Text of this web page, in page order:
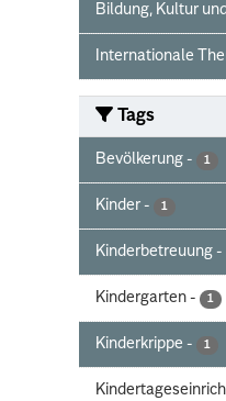
Bildung, Kultur
Internationale
Tags
Bevölkerung - 1
Kinder - 1
Kinderbetreuung -
Kindergarten - 1
Kinderkrippe - 1